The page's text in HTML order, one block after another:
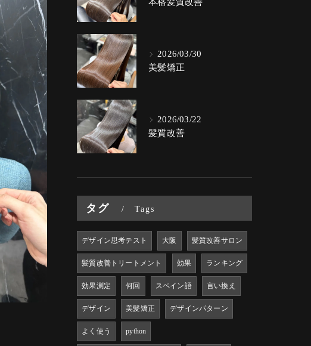
2026/03/30
美髪矯正
2026/03/22
髪質改善
タグ Tags
デザイン思考テスト 大阪 髪質改善サロン
髪質改善トリートメント 効果 ランキング
効果測定 何回 スペイン語 言い換え
デザイン 美髪矯正 デザインパターン
よく使う python